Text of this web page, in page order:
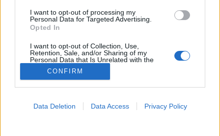
I want to opt-out of processing my
Personal Data for Targeted Advertising.
Opted In
I want to opt-out of Collection, Use,
Retention, Sale, and/or Sharing of my
Personal Data that Is Unrelated with the
Purposes for which it was collected.
Opted Out
CONFIRM
Data Deletion Data Access Privacy Policy